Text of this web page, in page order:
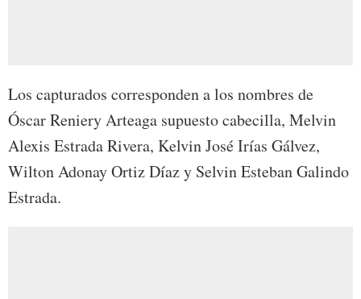
Los capturados corresponden a los nombres de
Óscar Reniery Arteaga supuesto cabecilla, Melvin
Alexis Estrada Rivera, Kelvin José Irías Gálvez,
Wilton Adonay Ortiz Díaz y Selvin Esteban Galindo
Estrada.